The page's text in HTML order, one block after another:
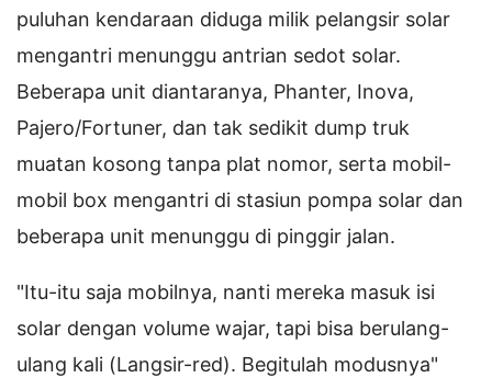
puluhan kendaraan diduga milik pelangsir solar
mengantri menunggu antrian sedot solar.
Beberapa unit diantaranya, Phanter, Inova,
Pajero/Fortuner, dan tak sedikit dump truk
muatan kosong tanpa plat nomor, serta mobil-
mobil box mengantri di stasiun pompa solar dan
beberapa unit menunggu di pinggir jalan.
"Itu-itu saja mobilnya, nanti mereka masuk isi
solar dengan volume wajar, tapi bisa berulang-
ulang kali (Langsir-red). Begitulah modusnya"